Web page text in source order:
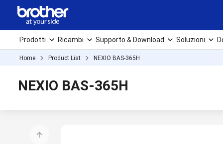
Prodotti Ricambi Supporto & Download Soluzioni
Home Product List NEXIO BAS-365H
NEXIO BAS-365H